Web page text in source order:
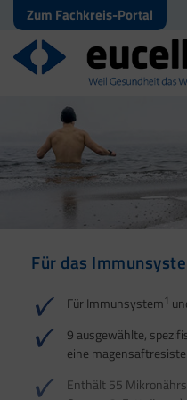
Zum Fachkreis-Portal
Für das
Für Immunsystem1
9 ausgewählte,
eine
Enthält 55
Für Haut, Haare und
Für Ihre natürliche